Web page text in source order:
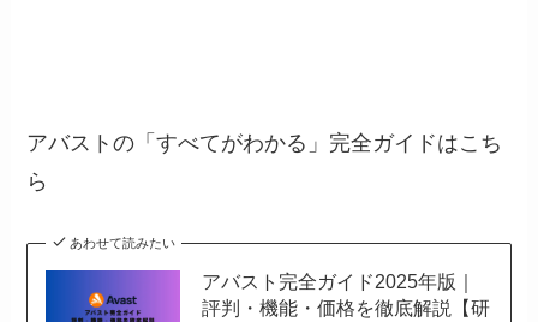
アバストの「すべてがわかる」完全ガイドはこち
ら
あわせて読みたい
アバスト完全ガイド2025年版｜
評判・機能・価格を徹底解説【研